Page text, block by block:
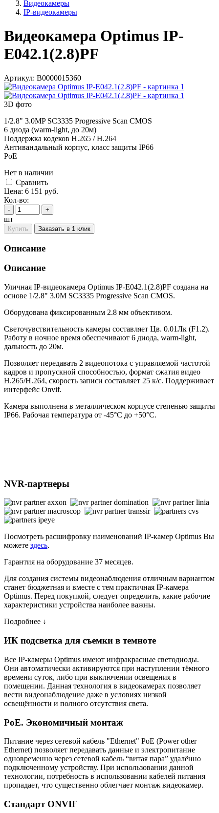
Видеокамеры
IP-видеокамеры
Видеокамера Optimus IP-
E042.1(2.8)PF
Артикул: В0000015360
3D фото
1/2.8" 3.0MP SC3335 Progressive Scan CMOS
6 диода (warm-light, до 20м)
Поддержка кодеков H.265 / H.264
Антивандальный корпус, класс защиты IР66
PoE
Нет в наличии
Cравнить
Цена: 6 151 руб.
Кол-во:
- +
шт
Купить Заказать в 1 клик
Описание
Описание
Уличная IP-видеокамера Optimus IP-E042.1(2.8)PF создана на
основе 1/2.8" 3.0M SC3335 Progressive Scan CMOS.
Оборудована фиксированным 2.8 мм объективом.
Светочувствительность камеры составляет Цв. 0.01Лк (F1.2).
Работу в ночное время обеспечивают 6 диода, warm-light,
дальность до 20м.
Позволяет передавать 2 видеопотока с управляемой частотой
кадров и пропускной способностью, формат сжатия видео
H.265/H.264, скорость записи составляет 25 к/с. Поддерживает
интерфейс Onvif.
Камера выполнена в металлическом корпусе степенью защиты
IP66. Рабочая температура от -45°С до +50°С.
NVR-партнеры
Посмотреть расшифровку наименований IP-камер Optimus Вы
можете здесь.
Гарантия на оборудование 37 месяцев.
Для создания системы видеонаблюдения отличным вариантом
станет бюджетная и вместе с тем практичная IP-камера
Optimus. Перед покупкой, следует определить, какие рабочие
характеристики устройства наиболее важны.
Подробнее ↓
ИК подсветка для съемки в темноте
Все IP-камеры Optimus имеют инфракрасные светодиоды.
Они автоматически активируются при наступлении тёмного
времени суток, либо при выключении освещения в
помещении. Данная технология в видеокамерах позволяет
вести видеонаблюдение даже в условиях низкой
освещённости и полного отсутствия света.
PoE. Экономичный монтаж
Питание через сетевой кабель "Ethernet" PoE (Power other
Ethernet) позволяет передавать данные и электропитание
одновременно через сетевой кабель “витая пара” удалённо
подключенному устройству. При использовании данной
технологии, потребность в использовании кабелей питания
пропадает, что существенно облегчает монтаж видеокамер.
Стандарт ONVIF